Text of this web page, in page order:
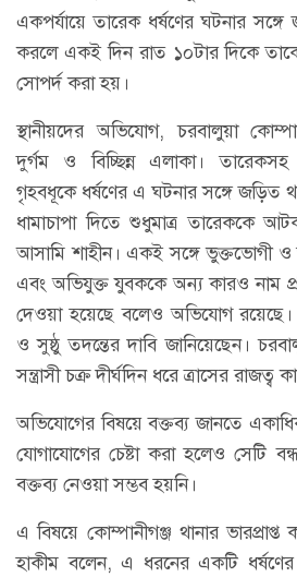
একপর্যায়ে তারেক ধর্ষণের ঘটনার
করলে একই দিন রাত ১০টার দিকে
সোপর্দ করা হয়।
স্থানীয়দের অভিযোগ, চরবালুয়া
দুর্গম ও বিচ্ছিন্ন এলাকা।
গৃহবধূকে ধর্ষণের এ ঘটনার সঙ্গে জড়িত
ধামাচাপা দিতে শুধুমাত্র তারেককে
আসামি শাহীন। একই সঙ্গে ভুক্তভোগী ও
এবং অভিযুক্ত যুবককে অন্য কারও নাম
দেওয়া হয়েছে বলেও অভিযোগ রয়েছে।
ও সুষ্ঠু তদন্তের দাবি জানিয়েছেন।
সন্ত্রাসী চক্র দীর্ঘদিন ধরে ত্রাসের
অভিযোগের বিষয়ে বক্তব্য জানতে
যোগাযোগের চেষ্টা করা হলেও সেটি
বক্তব্য নেওয়া সম্ভব হয়নি।
এ বিষয়ে কোম্পানীগঞ্জ থানার
হাকীম বলেন, এ ধরনের একটি